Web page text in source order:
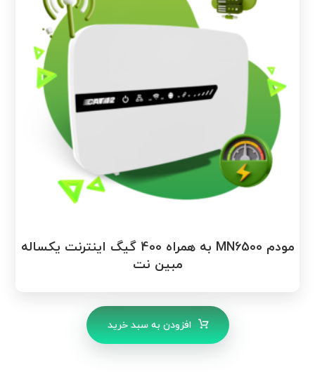
مودم MN6500 به همراه 400 گیگ اینترنت یکساله
مبین نت
افزودن به سبد خرید